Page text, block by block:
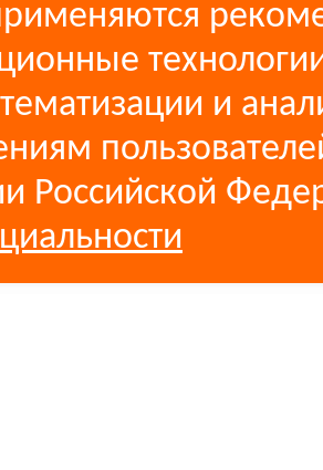
и
Российской